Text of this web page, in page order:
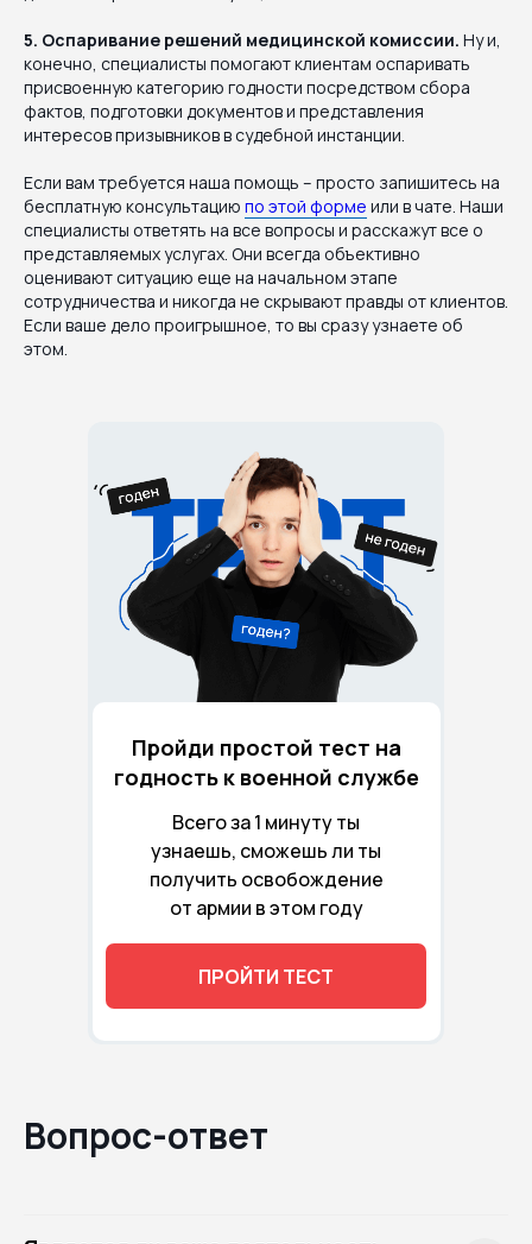
5. Оспаривание решений медицинской комиссии. Ну и,
конечно, специалисты помогают клиентам оспаривать
присвоенную категорию годности посредством сбора
фактов, подготовки документов и представления
интересов призывников в судебной инстанции.
Если вам требуется наша помощь – просто запишитесь на
бесплатную консультацию по этой форме или в чате. Наши
специалисты ответять на все вопросы и расскажут все о
представляемых услугах. Они всегда объективно
оценивают ситуацию еще на начальном этапе
сотрудничества и никогда не скрывают правды от клиентов.
Если ваше дело проигрышное, то вы сразу узнаете об
этом.
Всего за 1 минуту ты
узнаешь, сможешь ли ты
получить освобождение
от армии в этом году
Пройди простой тест на
годность к военной службе
ПРОЙТИ ТЕСТ
Вопрос-ответ